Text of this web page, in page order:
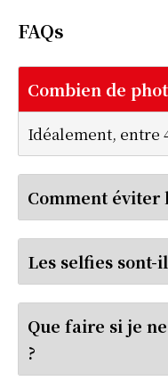
FAQs
Combien de
Idéalement, entre
Comment éviter
Les selfies sont-
Que faire si je
?